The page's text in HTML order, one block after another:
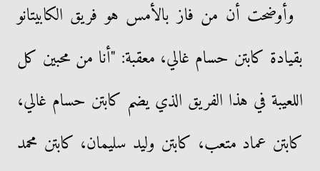
وأوضحت أن من فاز بالأمس هو فريق الكابيتانو
بقيادة كابتن حسام غالي، معقبة: "أنا من محبين كل
اللعيبة في هذا الفريق الذي يضم كابتن حسام غالي،
كابتن عماد متعب، كابتن وليد سليمان، كابتن محمد